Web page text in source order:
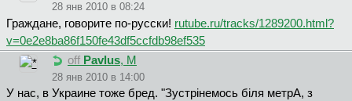
28 янв 2010 в 08:24
Граждане, говорите по-русски! rutube.ru/tracks/1289200.html?
v=0e2e8ba86f150fe43df5ccfdb98ef535
off Pavlus, М
28 янв 2010 в 14:00
У нас, в Украине тоже бред. "Зустрiнемось бiля метрА, з